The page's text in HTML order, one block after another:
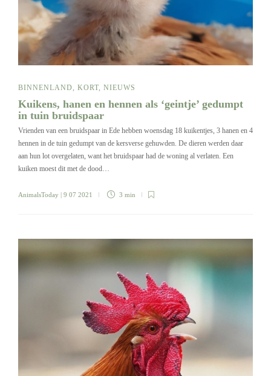
BINNENLAND KORT NIEUWS
Kuikens, hanen en hennen als ‘geintje’ gedumpt
in tuin bruidspaar
Vrienden van een bruidspaar in Ede hebben woensdag 18 kuikentjes, 3 hanen en 4
hennen in de tuin gedumpt van de kersverse gehuwden. De dieren werden daar
aan hun lot overgelaten, want het bruidspaar had de woning al verlaten. Een
kuiken moest dit met de dood…
AnimalsToday | 9 07 2021 3 min